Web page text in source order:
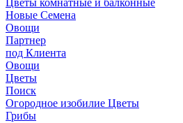
Цветы комнатные и балконные
Новые Семена
Овощи
Партнер
под Клиента
Овощи
Цветы
Поиск
Огородное изобилие Цветы
Грибы